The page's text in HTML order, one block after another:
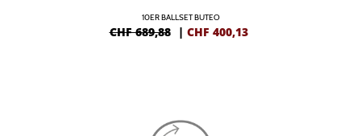
10ER BALLSET BUTEO
CHF 689,88 | CHF 400,13